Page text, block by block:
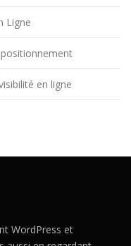
Ligne
en ligne
WordPress et